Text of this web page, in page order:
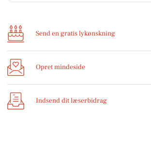
Send en gratis lykønskning
Opret mindeside
Indsend dit læserbidrag